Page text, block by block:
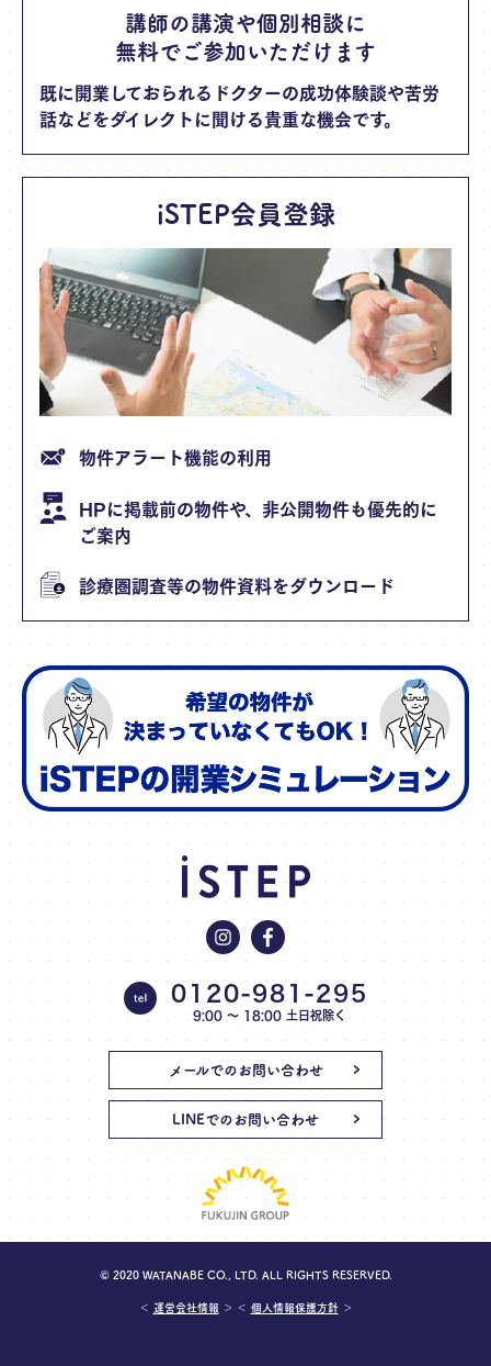
講師の講演や個別相談に
無料でご参加いただけます
既に開業しておられるドクターの成功体験談や苦労
話などをダイレクトに聞ける貴重な機会です。
iSTEP会員登録
物件アラート機能の利用
HPに掲載前の物件や、非公開物件も優先的に
ご案内
診療圏調査等の物件資料をダウンロード
0120-981-295
9:00 〜 18:00 土日祝除く
メールでのお問い合わせ
LINEでのお問い合わせ
© 2020 WATANABE CO., LTD. ALL RIGHTS RESERVED.
＜ 運営会社情報＞ ＜ 個人情報保護方針＞